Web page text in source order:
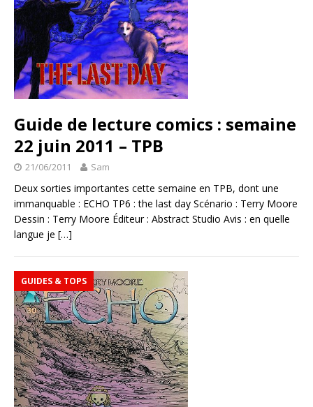
Guide de lecture comics : semaine
22 juin 2011 – TPB
21/06/2011 Sam
Deux sorties importantes cette semaine en TPB, dont une
immanquable : ECHO TP6 : the last day Scénario : Terry Moore
Dessin : Terry Moore Éditeur : Abstract Studio Avis : en quelle
langue je […]
GUIDES & TOPS